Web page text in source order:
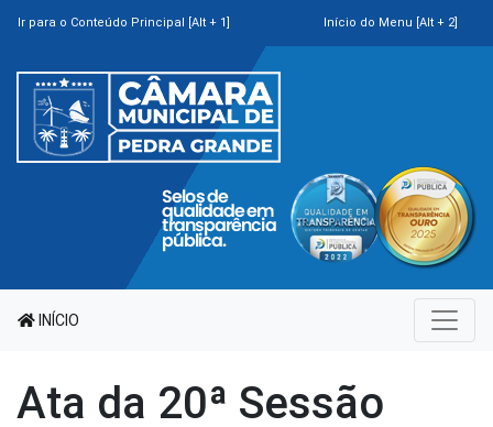
Ir para o Conteúdo Principal [Alt + 1] Início do Menu [Alt + 2]
INÍCIO
Ata da 20ª Sessão